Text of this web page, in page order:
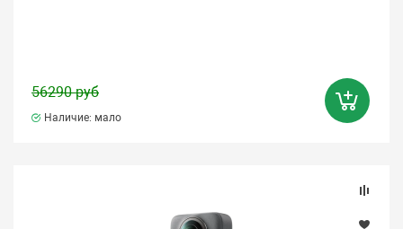
56290 руб
Наличие: мало